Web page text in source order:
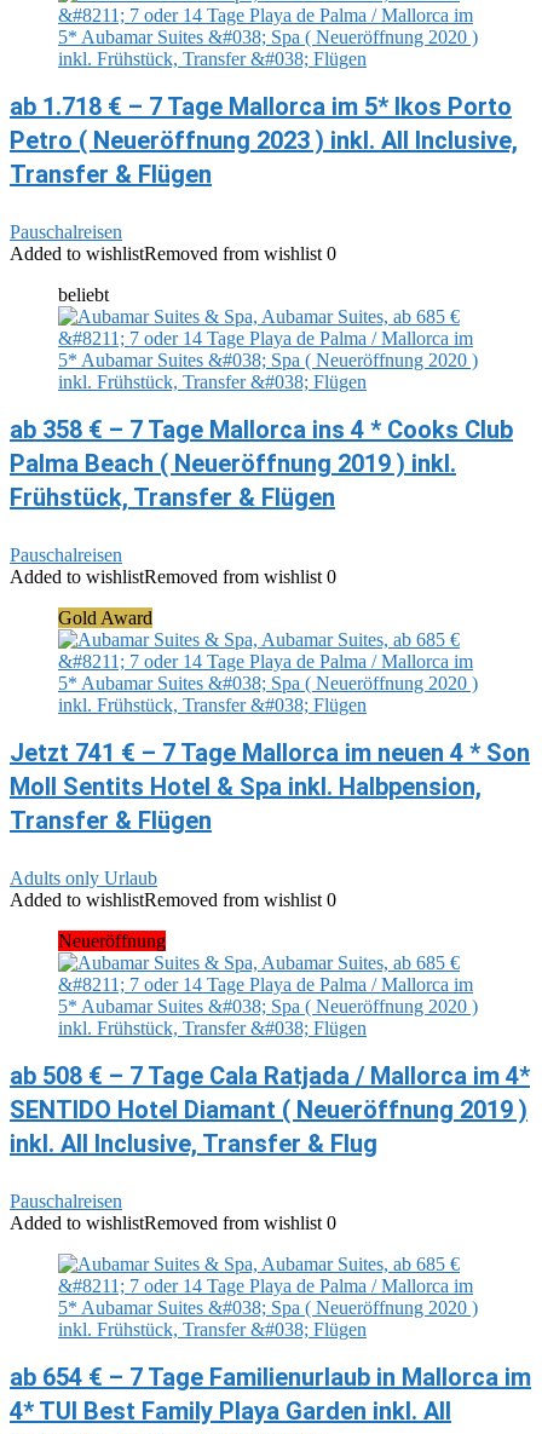
ab 1.718 € – 7 Tage Mallorca im 5* Ikos Porto
Petro ( Neueröffnung 2023 ) inkl. All Inclusive,
Transfer & Flügen
Pauschalreisen
Added to wishlistRemoved from wishlist 0
beliebt
ab 358 € – 7 Tage Mallorca ins 4 * Cooks Club
Palma Beach ( Neueröffnung 2019 ) inkl.
Frühstück, Transfer & Flügen
Pauschalreisen
Added to wishlistRemoved from wishlist 0
Gold Award
Jetzt 741 € – 7 Tage Mallorca im neuen 4 * Son
Moll Sentits Hotel & Spa inkl. Halbpension,
Transfer & Flügen
Adults only Urlaub
Added to wishlistRemoved from wishlist 0
Neueröffnung
ab 508 € – 7 Tage Cala Ratjada / Mallorca im 4*
SENTIDO Hotel Diamant ( Neueröffnung 2019 )
inkl. All Inclusive, Transfer & Flug
Pauschalreisen
Added to wishlistRemoved from wishlist 0
ab 654 € – 7 Tage Familienurlaub in Mallorca im
4* TUI Best Family Playa Garden inkl. All